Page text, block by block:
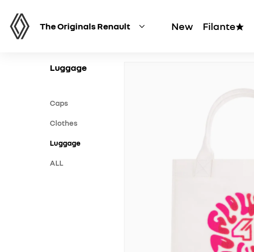
The Originals Renault New Filante★
Luggage
Caps
Clothes
Luggage
ALL